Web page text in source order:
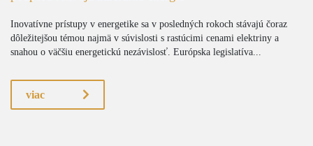
Inovatívne prístupy v energetike sa v posledných rokoch stávajú čoraz
dôležitejšou témou najmä v súvislosti s rastúcimi cenami elektriny a
snahou o väčšiu energetickú nezávislosť. Európska legislatíva...
viac